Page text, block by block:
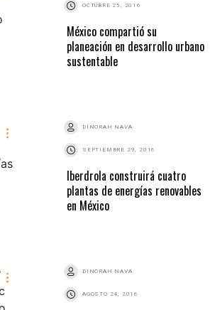
OCTUBRE 25, 2016
México compartió su
planeación en desarrollo urbano
sustentable
DINORAH NAVA
SEPTIEMBRE 29, 2016
Iberdrola construirá cuatro
plantas de energías renovables
en México
DINORAH NAVA
AGOSTO 24, 2016